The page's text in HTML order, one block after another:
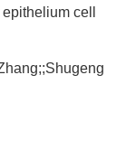
cell